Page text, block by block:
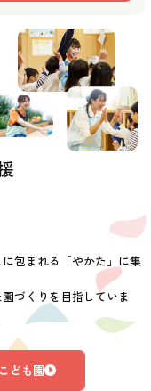
包まれる「やかた」に集
づくりを目指していま
ども園